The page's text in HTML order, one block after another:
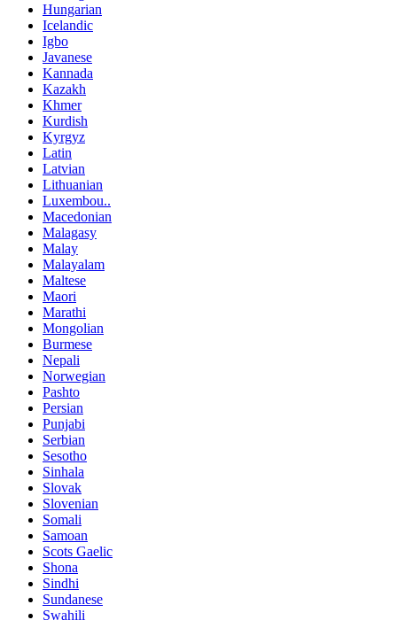
Hungarian
Icelandic
Igbo
Javanese
Kannada
Kazakh
Khmer
Kurdish
Kyrgyz
Latin
Latvian
Lithuanian
Luxembou..
Macedonian
Malagasy
Malay
Malayalam
Maltese
Maori
Marathi
Mongolian
Burmese
Nepali
Norwegian
Pashto
Persian
Punjabi
Serbian
Sesotho
Sinhala
Slovak
Slovenian
Somali
Samoan
Scots Gaelic
Shona
Sindhi
Sundanese
Swahili